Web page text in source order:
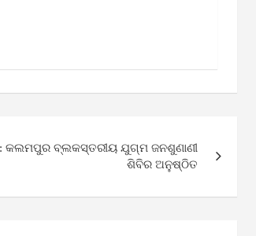
: କଲମପୁର ବ୍ଲକସ୍ତରୀୟ ଯୁଗ୍ମ ଜନଶୁଣାଣୀ
ଶିବିର ଅନୁଷ୍ଠିତ